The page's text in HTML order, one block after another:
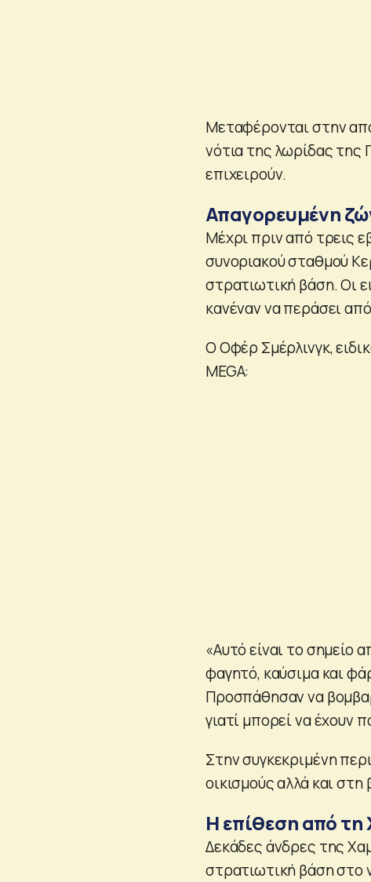
Μεταφέρονται στην
νότια της λωρίδας της
επιχειρούν.
Απαγορευμένη
Μέχρι πριν από τρεις
συνοριακού σταθμού
στρατιωτική βάση. Οι
κανέναν να περάσει
Ο Οφέρ Σμέρλινγκ,
MEGA:
«Αυτό είναι το σημείο
φαγητό, καύσιμα και
Προσπάθησαν να
γιατί μπορεί να έχουν
Στην συγκεκριμένη
οικισμούς αλλά και
Η επίθεση από τη
Δεκάδες άνδρες της
στρατιωτική βάση στο